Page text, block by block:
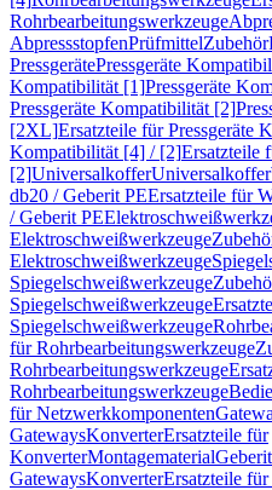
Rohrbearbeitungswerkzeuge
AbpressstopfenPrüfmittelZubehör
PressgerätePressgeräte
Kompatibilität [1]Pressgeräte
Pressgeräte Kompatibilität [2]
[2XL]Ersatzteile für Pressgeräte
Kompatibilität [4] / [2]Ersatzteile
[2]UniversalkofferUniversalkoffer
db20 / Geberit PEErsatzteile für
/ Geberit PE
Elektroschweißwerkzeuge
Elektroschweißwerkzeuge
Spiegelschweißwerkzeuge
Spiegelschweißwerkzeuge
Spiegelschweißwerkzeuge
für Rohrbearbeitungswerkzeuge
Rohrbearbeitungswerkzeuge
Rohrbearbeitungswerkzeuge
für Netzwerkkomponenten
GatewaysKonverterErsatzteile für
KonverterMontagematerial
GatewaysKonverterErsatzteile